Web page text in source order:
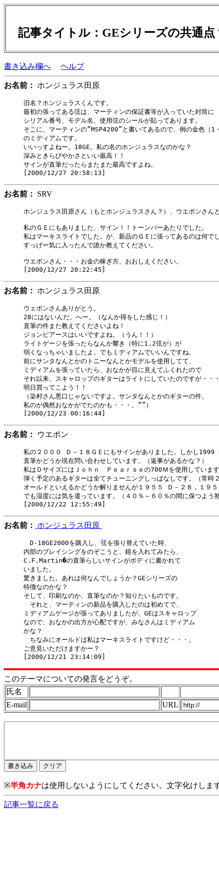
記事タイトル：GEシリーズの共通
書き込み欄へ ヘルプ
お名前： ホンジュラス田原
旧名？ホンジュラスくんです。
最初の張ってある弦は、マーティンの保証書等が入っていた封筒に
シリアル番号、モデル名、使用弦のシールが貼ってあります。
そこに、マーティンの”MSP4200”と書いてあるので、例の金色（1
のミディアムです。
いいっすよねー。18GE。私の名のホンジュラスなのかな？
深みときらびやかさといい最高！！
サインが直筆だったらまたまた最高ですよね。
お名前： SRV
ホンジュラス田原さん（もとホンジュラスさん？）、ウエポンさん
私のＧＥにもありました、サイン！！トーンバーあたりでした。
私はマーキスライトでした。が、新品のＧＥに張ってあるのは何で
すっげー気に入ったんで誰か教えてください。
ウエポンさん・・・お金の稼ぎ方、おおしえください。
お名前： ホンジュラス田原
ウェポンさんありがとう。
28にはないんだ。へー。（なんか得をした感じ！）
直筆の件また教えてくださいよね！
ジョンピアースはいいですよね。（うん！！）
ライトゲージを張ったらなんか響き（特に1.2弦が）が
弱くなっちゃいましたよ。でもミディアムでいいんですね。
前にサンタなんとかのトニーなんとかモデルを使用してて、
ミディアムを張っていたら、おなかが目に見えてふくれたので
それ以来、スキャロップのギターはライトにしていたのですが・・
明日買ってこよう！！
（染村さん悪口じゃないですよ。サンタなんとかのギターの件。
私のが偶然おなかがでたのかも・・・。””）
お名前： ウエポン
私の２０００ Ｄ－１８ＧＥにもサインがありました。しかし
直筆かどうか現在問い合わせしています。（返事があるかな？）
私はＤサイズにはＪｏｈｎ　Ｐｅａｒｓｅの700Ｍを使用していま
弾く予定のあるギターは全てチューニングしっぱなしです。（常時
オールドといえるかどうか解りませんが１９５５ Ｄ－２８，１９
でも湿度には気を遣っています。（４０％～６０％の間に保つよう
お名前： ホンジュラス田原
D-18GE2000を購入し、弦を張り替えていた時、
内部のブレイシングをのぞこうと、鏡を入れてみたら、
C.F.Martin�の直筆らしいサインがボディに書かれて
いました。
驚きました。あれは何なんでしょうか？GEシリーズの
特徴なのかな？
そして、印刷なのか、直筆なのか？知りたいものです。
それと、マーティンの新品を購入したのは初めてで、
ミディアムゲージが張ってありましたが、GEはスキャロップ
なので、おなかの出方が心配ですが、みなさんはミディアム
かな？
ちなみにオールドは私はマーキスライトですけど・・・。
ご意見いただけますかー？
このテーマについての発言をどうぞ。
氏名
E-mail
URL
※半角カナは使用しないようにしてください。文字化けしま
記事一覧に戻る